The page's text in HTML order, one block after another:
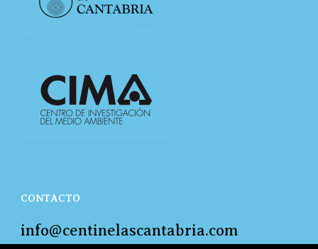
CONTACTO
info@centinelascantabria.com